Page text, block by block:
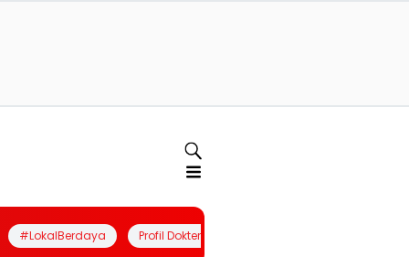
#LokalBerdaya Profil Dokter